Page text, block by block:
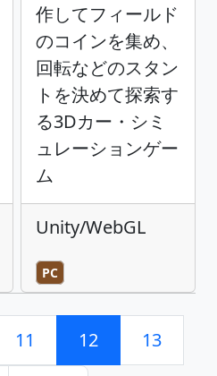
作してフィールド
のコインを集め、
回転などのスタン
トを決めて探索す
る3Dカー・シミ
ュレーションゲー
ム
Unity/WebGL
PC
11 12 13